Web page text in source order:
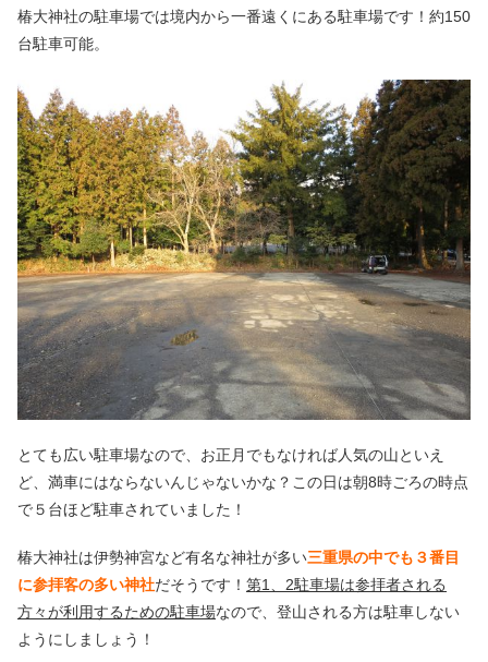
椿大神社の駐車場では境内から一番遠くにある駐車場です！約150
台駐車可能。
とても広い駐車場なので、お正月でもなければ人気の山といえ
ど、満車にはならないんじゃないかな？この日は朝8時ごろの時点
で５台ほど駐車されていました！
椿大神社は伊勢神宮など有名な神社が多い三重県の中でも３番目
に参拝客の多い神社だそうです！ 第1、2駐車場は参拝者される
方々が利用するための駐車場なので、登山される方は駐車しない
ようにしましょう！